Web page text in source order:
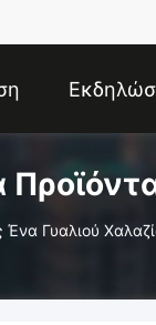
Γυαλιού